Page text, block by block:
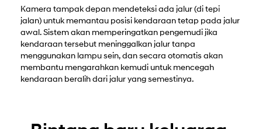
Kamera tampak depan mendeteksi ada jalur (di tepi
jalan) untuk memantau posisi kendaraan tetap pada jalur
awal. Sistem akan memperingatkan pengemudi jika
kendaraan tersebut meninggalkan jalur tanpa
menggunakan lampu sein, dan secara otomatis akan
membantu mengarahkan kemudi untuk mencegah
kendaraan beralih dari jalur yang semestinya.